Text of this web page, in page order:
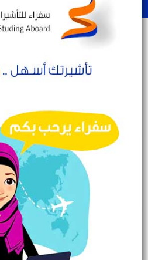
لطلب الإستشارة
والحجز تواصل بنا